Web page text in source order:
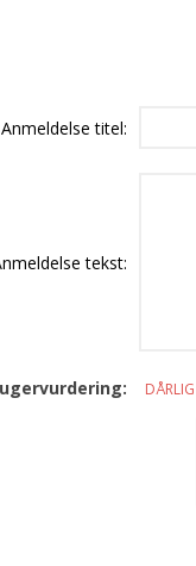
Anmeldelse titel:
tekst:
DÅRLIG